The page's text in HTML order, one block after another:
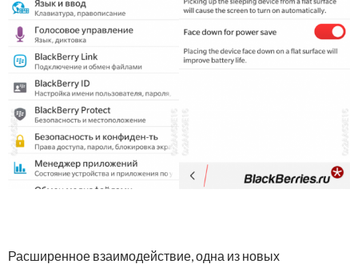
Расширенное взаимодействие, одна из новых